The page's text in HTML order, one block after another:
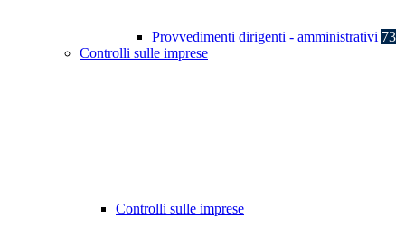
Provvedimenti dirigenti - amministrativi 73
Controlli sulle imprese
Controlli sulle imprese